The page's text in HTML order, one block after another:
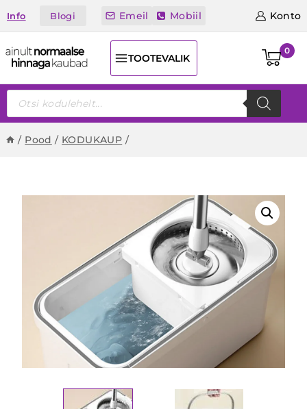
toInfo Blogi Emeil Mobiil Konto
TOOTEVALIK
0
Products
search
/ Pood / KODUKAUP /